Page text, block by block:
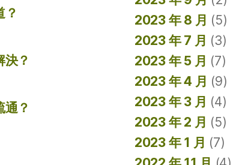
？
？
？
2023 年 8 月 (5)
2023 年 7 月 (3)
2023 年 5 月 (7)
2023 年 4 月 (9)
2023 年 3 月 (4)
2023 年 2 月 (5)
2023 年 1 月 (7)